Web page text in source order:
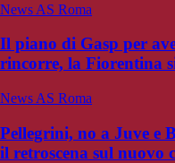
News AS Roma
Il piano di Gasp per
rincorre, la Fiorentina
News AS Roma
Pellegrini, no a Juve e
il retroscena sul nuovo